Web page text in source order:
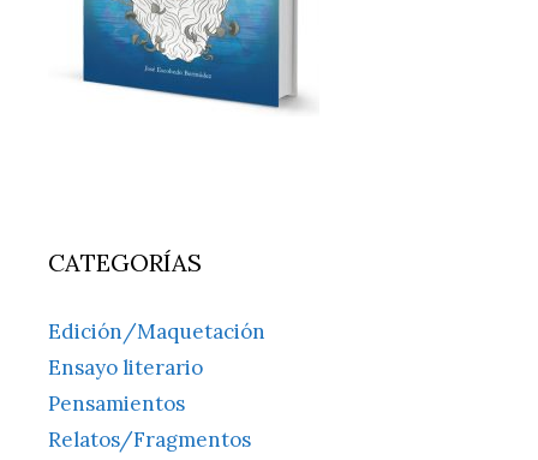
CATEGORÍAS
Edición/Maquetación
Ensayo literario
Pensamientos
Relatos/Fragmentos